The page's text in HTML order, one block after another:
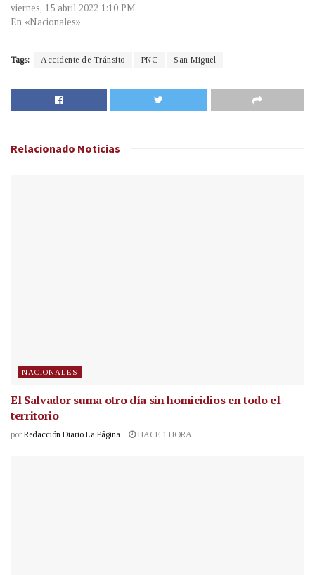
viernes, 15 abril 2022 1:10 PM
En «Nacionales»
Tags: Accidente de Tránsito PNC San Miguel
Relacionado Noticias
NACIONALES
El Salvador suma otro día sin homicidios en todo el
territorio
por Redacción Diario La Página HACE 1 HORA